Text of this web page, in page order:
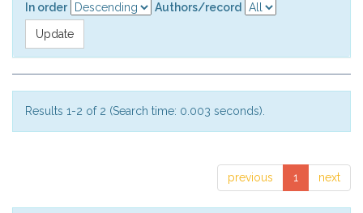
In order
Authors/record
Results 1-2 of 2 (Search time: 0.003 seconds).
previous 1 next